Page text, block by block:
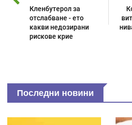
Кленбутерол за
отслабване - ето
какви недозирани
рискове крие
Последни новини